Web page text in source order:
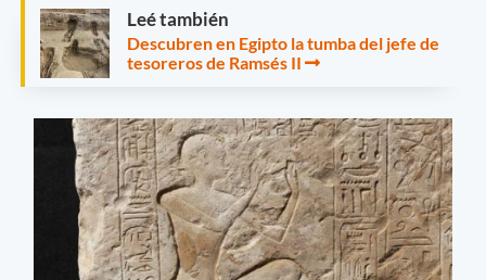
Leé también
Descubren en Egipto la tumba del jefe de
tesoreros de Ramsés II